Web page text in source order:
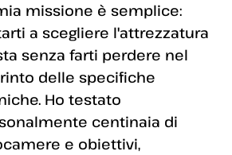
missione è semplice:
a scegliere l'attrezzatura
senza farti perdere nel
delle specifiche
Ho testato
centinaia di
e obiettivi,